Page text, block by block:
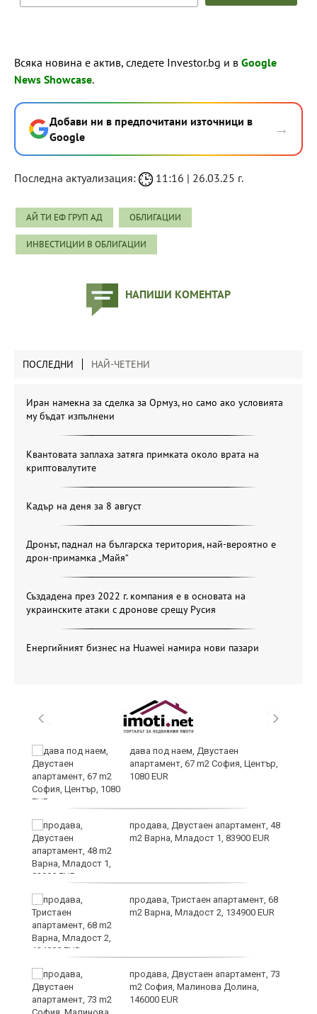
Всяка новина е актив, следете Investor.bg и в Google
News Showcase.
Добави ни в предпочитани източници в
Google
→
Последна актуализация: 11:16 | 26.03.25 г.
АЙ ТИ ЕФ ГРУП АД ОБЛИГАЦИИ
ИНВЕСТИЦИИ В ОБЛИГАЦИИ
НАПИШИ КОМЕНТАР
ПОСЛЕДНИ НАЙ-ЧЕТЕНИ
Иран намекна за сделка за Ормуз, но само ако условията
му бъдат изпълнени
Квантовата заплаха затяга примката около врата на
криптовалутите
Кадър на деня за 8 август
Дронът, паднал на българска територия, най-вероятно е
дрон-примамка „Майя“
Създадена през 2022 г. компания е в основата на
украинските атаки с дронове срещу Русия
Енергийният бизнес на Huawei намира нови пазари
дава под наем, Двустаен
апартамент, 67 m2 София, Център,
1080 EUR
продава, Двустаен апартамент, 48
m2 Варна, Младост 1, 83900 EUR
продава, Тристаен апартамент, 68
m2 Варна, Младост 2, 134900 EUR
продава, Двустаен апартамент, 73
m2 София, Малинова Долина,
146000 EUR